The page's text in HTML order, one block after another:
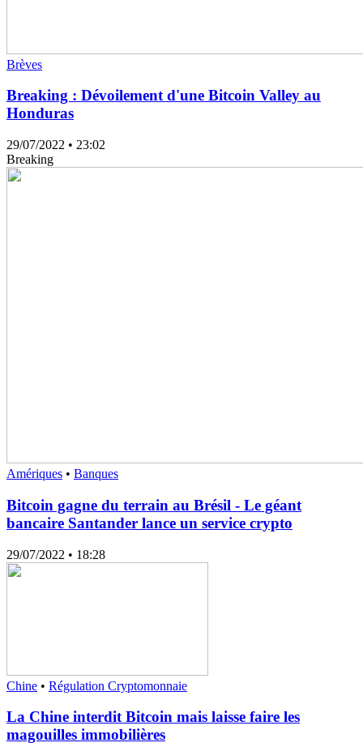
Brèves
Breaking : Dévoilement d'une Bitcoin Valley au
Honduras
29/07/2022 • 23:02
Breaking
Amériques • Banques
Bitcoin gagne du terrain au Brésil - Le géant
bancaire Santander lance un service crypto
29/07/2022 • 18:28
Chine • Régulation Cryptomonnaie
La Chine interdit Bitcoin mais laisse faire les
magouilles immobilières